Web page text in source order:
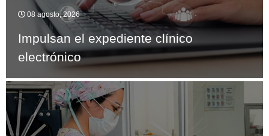
08 agosto, 2026
Impulsan el expediente clínico
electrónico